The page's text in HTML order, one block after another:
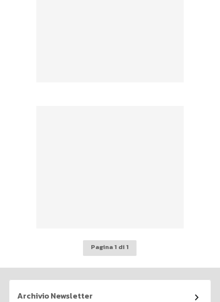
Pagina 1 di 1
Archivio Newsletter